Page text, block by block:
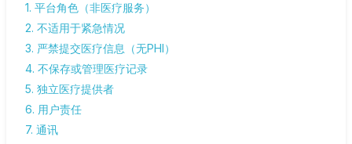
1. 平台角色（非医疗服务）
2. 不适用于紧急情况
3. 严禁提交医疗信息（无PHI）
4. 不保存或管理医疗记录
5. 独立医疗提供者
6. 用户责任
7. 通讯